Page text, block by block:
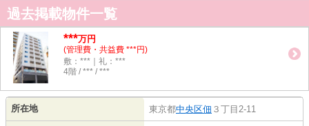
過去掲載物件一覧
***万円
(管理費・共益費 ***円)
敷：***｜礼：***
4階 / *** / ***
所在地 東京都中央区佃 ３丁目2-11